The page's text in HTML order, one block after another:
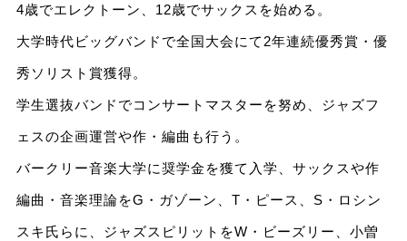
4歳でエレクトーン、12歳でサックスを始める。
大学時代ビッグバンドで全国大会にて2年連続優秀賞・優
秀ソリスト賞獲得。
学生選抜バンドでコンサートマスターを努め、ジャズフ
ェスの企画運営や作・編曲も行う。
バークリー音楽大学に奨学金を獲て入学、サックスや作
編曲・音楽理論をG・ガゾーン、T・ピース、S・ロシン
スキ氏らに、ジャズスピリットをW・ビーズリー、小曽